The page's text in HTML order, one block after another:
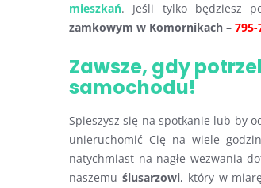
mieszkań. Jeśli tylko będziesz
zamkowym w Komornikach – 795-
Zawsze, gdy
samochodu!
Spieszysz się na spotkanie lub by
unieruchomić Cię na wiele
natychmiast na nagłe wezwania
naszemu ślusarzowi, który w